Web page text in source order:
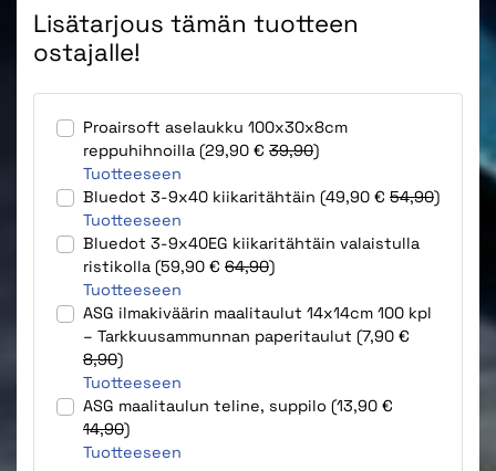
Lisätarjous tämän tuotteen
ostajalle!
Proairsoft aselaukku 100x30x8cm
reppuhihnoilla (29,90 € 39,90)
Tuotteeseen
Bluedot 3-9x40 kiikaritähtäin (49,90 € 54,90)
Tuotteeseen
Bluedot 3-9x40EG kiikaritähtäin valaistulla
ristikolla (59,90 € 64,90)
Tuotteeseen
ASG ilmakiväärin maalitaulut 14x14cm 100 kpl
– Tarkkuusammunnan paperitaulut (7,90 €
8,90)
Tuotteeseen
ASG maalitaulun teline, suppilo (13,90 €
14,90)
Tuotteeseen